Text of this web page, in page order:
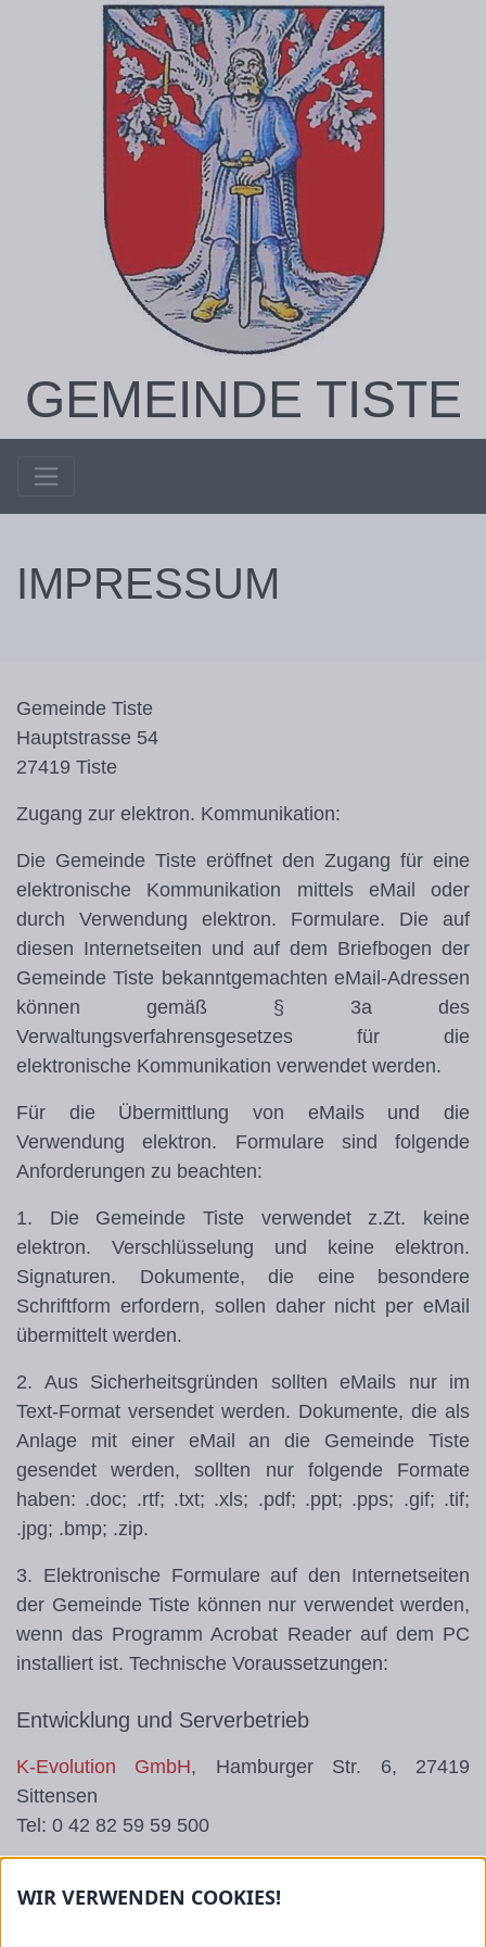
GEMEINDE TISTE
IMPRESSUM
Gemeinde Tiste
Hauptstrasse 54
27419 Tiste
Zugang zur elektron. Kommunikation:
Die Gemeinde Tiste eröffnet den Zugang für eine
elektronische Kommunikation mittels eMail oder
durch Verwendung elektron. Formulare. Die auf
diesen Internetseiten und auf dem Briefbogen der
Gemeinde Tiste bekanntgemachten eMail-Adressen
können gemäß § 3a des
Verwaltungsverfahrensgesetzes für die
elektronische Kommunikation verwendet werden.
Für die Übermittlung von eMails und die
Verwendung elektron. Formulare sind folgende
Anforderungen zu beachten:
1. Die Gemeinde Tiste verwendet z.Zt. keine
elektron. Verschlüsselung und keine elektron.
Signaturen. Dokumente, die eine besondere
Schriftform erfordern, sollen daher nicht per eMail
übermittelt werden.
2. Aus Sicherheitsgründen sollten eMails nur im
Text-Format versendet werden. Dokumente, die als
Anlage mit einer eMail an die Gemeinde Tiste
gesendet werden, sollten nur folgende Formate
haben: .doc; .rtf; .txt; .xls; .pdf; .ppt; .pps; .gif; .tif;
.jpg; .bmp; .zip.
3. Elektronische Formulare auf den Internetseiten
der Gemeinde Tiste können nur verwendet werden,
wenn das Programm Acrobat Reader auf dem PC
installiert ist. Technische Voraussetzungen:
Entwicklung und Serverbetrieb
K-Evolution GmbH, Hamburger Str. 6, 27419
Sittensen
Tel: 0 42 82 59 59 500
WIR VERWENDEN COOKIES!